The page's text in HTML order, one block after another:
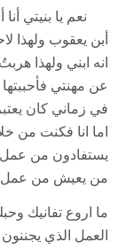
نعم يا بنيتي
أبن يعقوب ولهذا
انه ابني ولهذا
عن مهنتي
في زماني كان
اما انا فكنت من
يستفادون من
من يعيش من عمل
ما اروع تفانيك
العمل الذي